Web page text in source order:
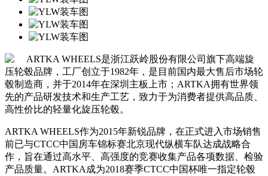
ARTKA WHEELS是浙江跃岭股份有限公司旗下高端旋
压轮毂品牌，工厂创立于1982年，是目前国内最大售后市场轮
毂制造商，并于2014年在深圳主板上市；ARTKA拥有世界领
先的产品研发技术和生产工艺，致力于为消费者提供高品质、
高性价比的轻量化旋压轮毂。
ARTKA WHEELS作为2015年新锐品牌，在正式进入市场销售
前已与CTCC中国房车锦标赛北京现代纵横车队达成战略合
作，旨在通过高水平、高强度的竞赛收集产品各项数据、检验
产品质量。ARTKA成为2018赛季CTCC中国杯唯一指定轮毂